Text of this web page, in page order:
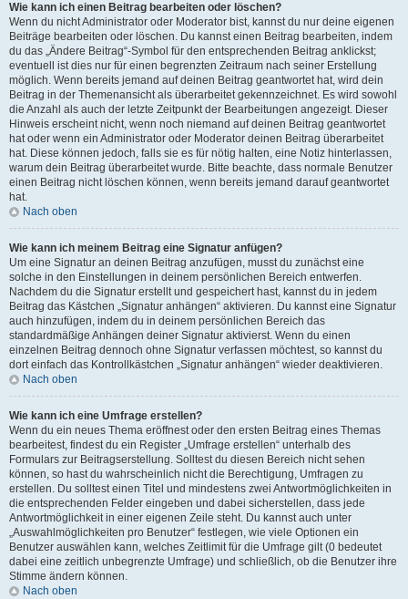
Wie kann ich einen Beitrag bearbeiten oder löschen?
Wenn du nicht Administrator oder Moderator bist, kannst du nur deine eigenen
Beiträge bearbeiten oder löschen. Du kannst einen Beitrag bearbeiten, indem
du das „Ändere Beitrag“-Symbol für den entsprechenden Beitrag anklickst;
eventuell ist dies nur für einen begrenzten Zeitraum nach seiner Erstellung
möglich. Wenn bereits jemand auf deinen Beitrag geantwortet hat, wird dein
Beitrag in der Themenansicht als überarbeitet gekennzeichnet. Es wird sowohl
die Anzahl als auch der letzte Zeitpunkt der Bearbeitungen angezeigt. Dieser
Hinweis erscheint nicht, wenn noch niemand auf deinen Beitrag geantwortet
hat oder wenn ein Administrator oder Moderator deinen Beitrag überarbeitet
hat. Diese können jedoch, falls sie es für nötig halten, eine Notiz hinterlassen,
warum dein Beitrag überarbeitet wurde. Bitte beachte, dass normale Benutzer
einen Beitrag nicht löschen können, wenn bereits jemand darauf geantwortet
hat.
Nach oben
Wie kann ich meinem Beitrag eine Signatur anfügen?
Um eine Signatur an deinen Beitrag anzufügen, musst du zunächst eine
solche in den Einstellungen in deinem persönlichen Bereich entwerfen.
Nachdem du die Signatur erstellt und gespeichert hast, kannst du in jedem
Beitrag das Kästchen „Signatur anhängen“ aktivieren. Du kannst eine Signatur
auch hinzufügen, indem du in deinem persönlichen Bereich das
standardmäßige Anhängen deiner Signatur aktivierst. Wenn du einen
einzelnen Beitrag dennoch ohne Signatur verfassen möchtest, so kannst du
dort einfach das Kontrollkästchen „Signatur anhängen“ wieder deaktivieren.
Nach oben
Wie kann ich eine Umfrage erstellen?
Wenn du ein neues Thema eröffnest oder den ersten Beitrag eines Themas
bearbeitest, findest du ein Register „Umfrage erstellen“ unterhalb des
Formulars zur Beitragserstellung. Solltest du diesen Bereich nicht sehen
können, so hast du wahrscheinlich nicht die Berechtigung, Umfragen zu
erstellen. Du solltest einen Titel und mindestens zwei Antwortmöglichkeiten in
die entsprechenden Felder eingeben und dabei sicherstellen, dass jede
Antwortmöglichkeit in einer eigenen Zeile steht. Du kannst auch unter
„Auswahlmöglichkeiten pro Benutzer“ festlegen, wie viele Optionen ein
Benutzer auswählen kann, welches Zeitlimit für die Umfrage gilt (0 bedeutet
dabei eine zeitlich unbegrenzte Umfrage) und schließlich, ob die Benutzer ihre
Stimme ändern können.
Nach oben